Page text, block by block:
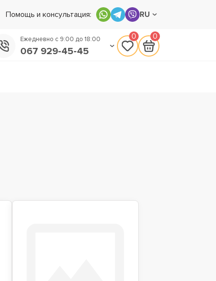
Помощь и консультация: RU
Ежедневно с 9:00 до 18:00
067 929-45-45
0 0